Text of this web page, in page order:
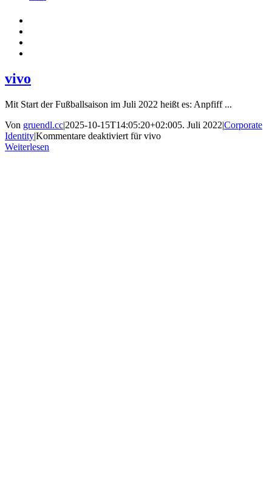
vivo
Mit Start der Fußballsaison im Juli 2022 heißt es: Anpfiff ...
Von gruendl.cc|2025-10-15T14:05:20+02:005. Juli 2022|Corporate
Identity|Kommentare deaktiviert für vivo
Weiterlesen